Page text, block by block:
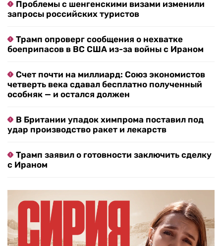
Проблемы с шенгенскими визами изменили
запросы российских туристов
Трамп опроверг сообщения о нехватке
боеприпасов в ВС США из-за войны с Ираном
Счет почти на миллиард: Союз экономистов
четверть века сдавал бесплатно полученный
особняк — и остался должен
В Британии упадок химпрома поставил под
удар производство ракет и лекарств
Трамп заявил о готовности заключить сделку
с Ираном